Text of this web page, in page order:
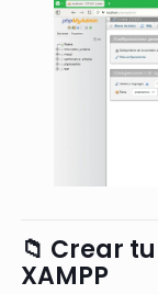
📁 Crear
XAMPP